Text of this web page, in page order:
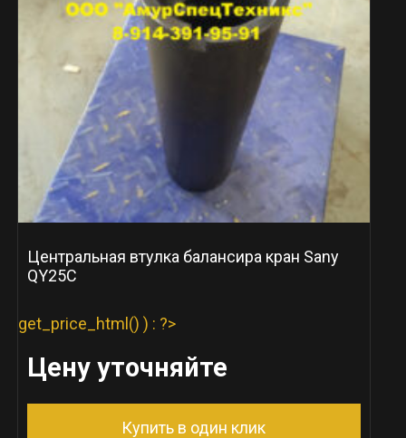
Центральная втулка балансира кран Sany
QY25C
get_price_html() ) : ?>
Цену уточняйте
Купить в один клик